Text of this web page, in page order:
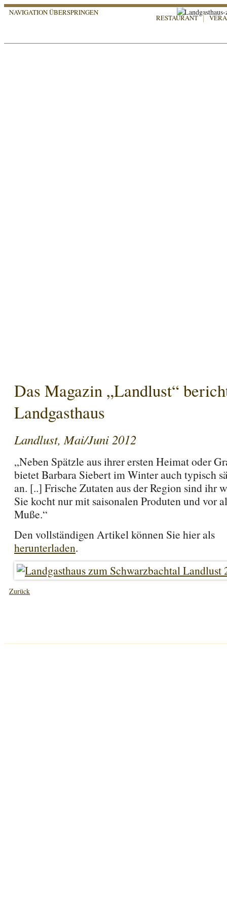
NAVIGATION ÜBERSPRINGEN
RESTAURANT
Das Magazin „Landlust“
Landgasthaus
Landlust, Mai/Juni 2012
„Neben Spätzle aus ihrer ersten Heimat oder
bietet Barbara Siebert im Winter auch typisch
an. [..] Frische Zutaten aus der Region sind ihr
Sie kocht nur mit saisonalen Produten und vor
Muße.“
Den vollständigen Artikel können Sie hier als
herunterladen.
Zurück